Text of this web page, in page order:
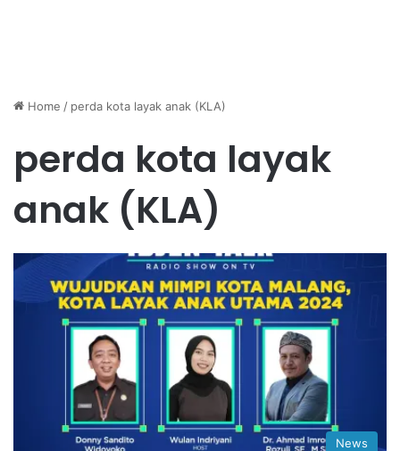
Home / perda kota layak anak (KLA)
perda kota layak
anak (KLA)
News